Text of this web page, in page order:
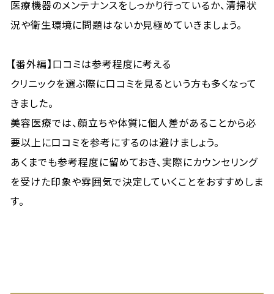
医療機器のメンテナンスをしっかり行っているか、清掃状
況や衛生環境に問題はないか見極めていきましょう。
【番外編】口コミは参考程度に考える
クリニックを選ぶ際に口コミを見るという方も多くなって
きました。
美容医療では、顔立ちや体質に個人差があることから必
要以上に口コミを参考にするのは避けましょう。
あくまでも参考程度に留めておき、実際にカウンセリング
を受けた印象や雰囲気で決定していくことをおすすめしま
す。